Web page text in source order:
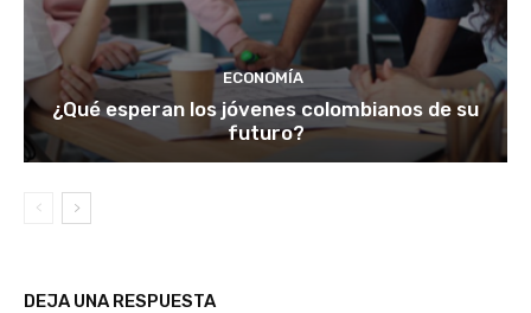
ECONOMÍA
¿Qué esperan los jóvenes colombianos de su
futuro?
DEJA UNA RESPUESTA